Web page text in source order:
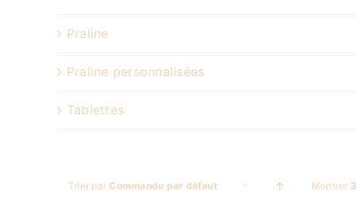
Praline
Praline personnalisées
Tablettes
Trier parCommande par défaut Montrer